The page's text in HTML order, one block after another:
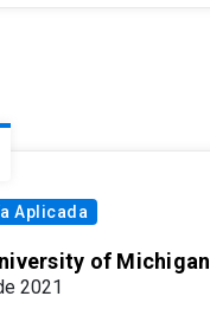
Aplicada
of Michigan
2021